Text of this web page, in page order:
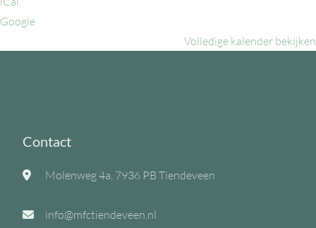
Google
Volledige kalender bekijken
Contact
Molenweg 4a, 7936 PB Tiendeveen
info@mfctiendeveen.nl